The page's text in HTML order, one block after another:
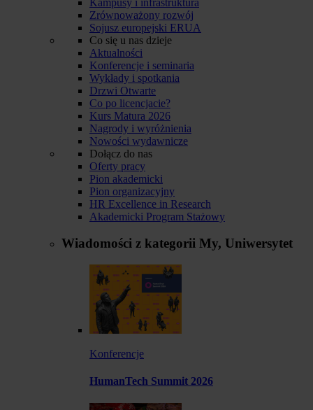
Zrównoważony rozwój
Sojusz europejski ERUA
Co się u nas dzieje
Aktualności
Konferencje i seminaria
Wykłady i spotkania
Drzwi Otwarte
Co po licencjacie?
Kurs Matura 2026
Nagrody i wyróżnienia
Nowości wydawnicze
Dołącz do nas
Oferty pracy
Pion akademicki
Pion organizacyjny
HR Excellence in Research
Akademicki Program Stażowy
Wiadomości z kategorii My, Uniwersytet
Konferencje
HumanTech Summit 2026